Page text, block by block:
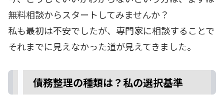
無料相談からスタートしてみませんか？
私も最初は不安でしたが、専門家に相談することで
それまでに見えなかった道が見えてきました。
債務整理の種類は？私の選択基準